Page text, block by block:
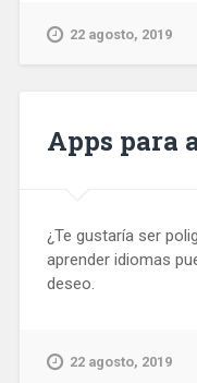
22 agosto, 2019
Apps para
¿Te gustaría ser
aprender idiomas
deseo.
22 agosto, 2019